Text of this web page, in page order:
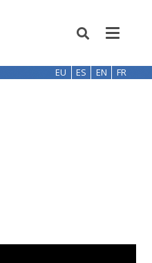
EU ES EN FR